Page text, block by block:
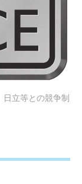
立等との競争制